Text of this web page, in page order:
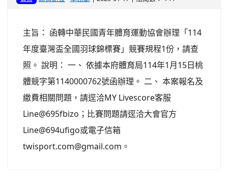
主旨： 函轉中華民國青年體育運動協會辦理「114
年度臺灣盃全國羽球錦標賽」競賽規程1份，請查
照。 說明： 一、 依據本府體育局114年1月15日桃
體競字第1140000762號函辦理。 二、 本案報名及
繳費相關問題，請逕洽MY Livescore客服
Line@695fbizo；比賽問題請逕洽大會官方
Line@694ufigo或電子信箱
twisport.com@gmail.com。